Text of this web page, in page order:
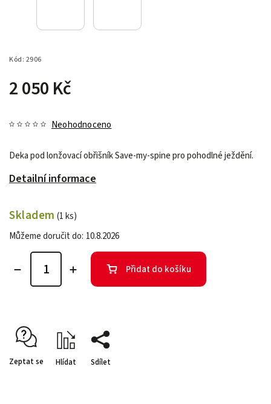
Kód: 2906
2 050 Kč
Neohodnoceno
Deka pod lonžovací obřišník Save-my-spine pro pohodlné ježdění.
Detailní informace
Skladem (1 ks)
Můžeme doručit do: 10.8.2026
Přidat do košíku
Zeptat se Hlídat Sdílet